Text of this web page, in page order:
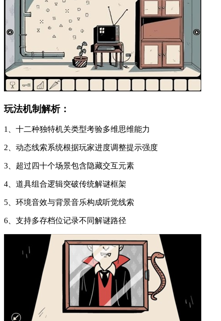
玩法机制解析：
1、十二种独特机关类型考验多维思维能力
2、动态线索系统根据玩家进度调整提示强度
3、超过四十个场景包含隐藏交互元素
4、道具组合逻辑突破传统解谜框架
5、环境音效与背景音乐构成听觉线索
6、支持多存档位记录不同解谜路径